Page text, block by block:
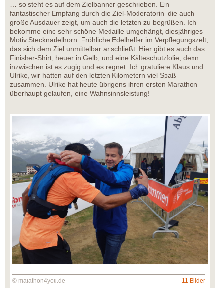
… so steht es auf dem Zielbanner geschrieben. Ein
fantastischer Empfang durch die Ziel-Moderatorin, die auch
große Ausdauer zeigt, um auch die letzten zu begrüßen. Ich
bekomme eine sehr schöne Medaille umgehängt, diesjähriges
Motiv Stecknadelhorn. Fröhliche Edelhelfer im Verpflegungszelt,
das sich dem Ziel unmittelbar anschließt. Hier gibt es auch das
Finisher-Shirt, heuer in Gelb, und eine Kälteschutzfolie, denn
inzwischen ist es zugig und es regnet. Ich gratuliere Klaus und
Ulrike, wir hatten auf den letzten Kilometern viel Spaß
zusammen. Ulrike hat heute übrigens ihren ersten Marathon
überhaupt gelaufen, eine Wahnsinnsleistung!
© marathon4you.de 11 Bilder